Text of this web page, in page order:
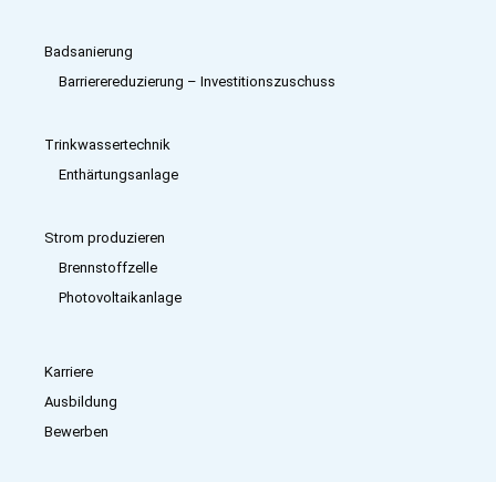
Badsanierung
Barrierereduzierung – Investitions­zuschuss
Trinkwassertechnik
Enthärtungsanlage
Strom produzieren
Brennstoffzelle
Photovoltaikanlage
Karriere
Ausbildung
Bewerben